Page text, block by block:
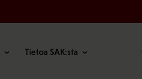
Tietoa SAK:sta